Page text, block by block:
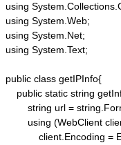
using
using System.Web;
using System.Net;
using System.Text;
public class getIPInfo{
public static string
string url =
using (WebClient
client.Encoding